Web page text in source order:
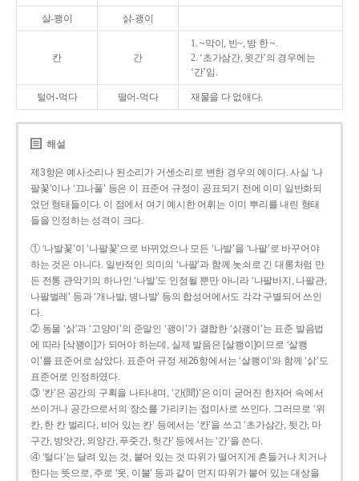
살-쾡이 삵-괭이
칸 간
1. ~막이, 빈~, 방 한 ~.
2. ‘초가삼간, 윗간’의 경우에는
‘간’임.
털어-먹다 떨어-먹다 재물을 다 없애다.
해설
제3항은 예사소리나 된소리가 거센소리로 변한 경우의 예이다. 사실 ‘나
팔꽃’이나 ‘끄나풀’ 등은 이 표준어 규정이 공표되기 전에 이미 일반화되
었던 형태들이다. 이 점에서 여기 예시한 어휘는 이미 뿌리를 내린 형태
들을 인정하는 성격이 크다.
① ‘나발꽃’이 ‘나팔꽃’으로 바뀌었으나 모든 ‘나발’을 ‘나팔’로 바꾸어야
하는 것은 아니다. 일반적인 의미의 ‘나팔’과 함께 놋쇠로 긴 대롱처럼 만
든 전통 관악기의 하나인 ‘나발’도 인정될 뿐만 아니라 ‘나팔바지, 나팔관,
나팔벌레’ 등과 ‘개나발, 병나발’ 등의 합성어에서도 각각 구별되어 쓰인
다.
② 동물 ‘삵’과 ‘고양이’의 준말인 ‘괭이’가 결합한 ‘삵괭이’는 표준 발음법
에 따라 [삭꽹이]가 되어야 하는데, 실제 발음은 [살쾡이]이므로 ‘살쾡
이’를 표준어로 삼았다. 표준어 규정 제26항에서는 ‘살쾡이’와 함께 ‘삵’도
표준어로 인정하였다.
③ ‘칸’은 공간의 구획을 나타내며, ‘간(間)’은 이미 굳어진 한자어 속에서
쓰이거나 공간으로서의 장소를 가리키는 접미사로 쓰인다. 그러므로 ‘위
칸, 한 칸 벌리다, 비어 있는 칸’ 등에서는 ‘칸’을 쓰고 ‘초가삼간, 뒷간, 마
구간, 방앗간, 외양간, 푸줏간, 헛간’ 등에서는 ‘간’을 쓴다.
④ ‘털다’는 달려 있는 것, 붙어 있는 것 따위가 떨어지게 흔들거나 치거나
한다는 뜻으로, 주로 ‘옷, 이불’ 등과 같이 먼지 따위가 붙어 있는 대상을